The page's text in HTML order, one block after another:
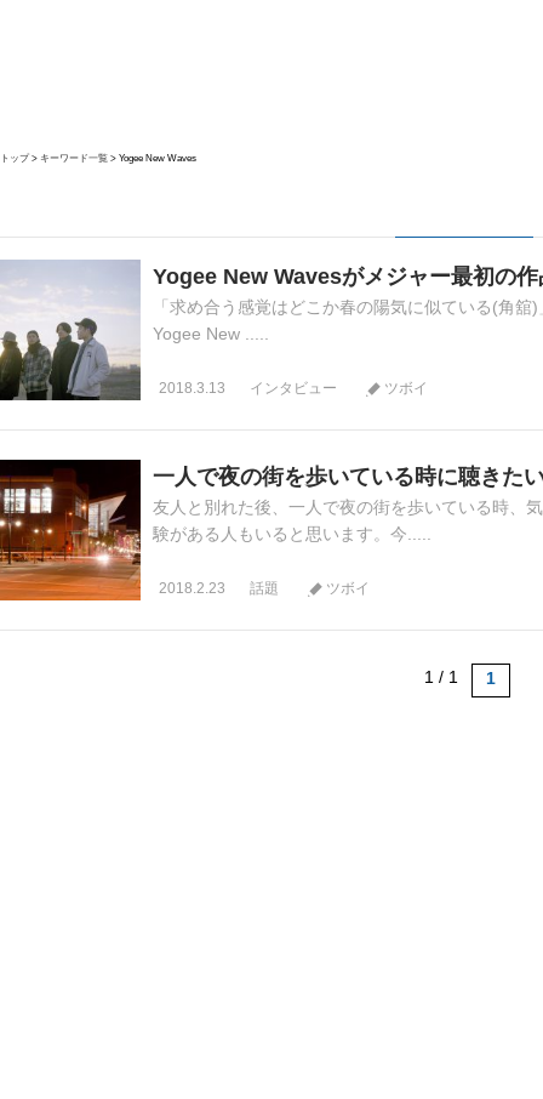
トップ キーワード一覧 Yogee New Waves
Yogee New Wavesがメジャー最初の
「求め合う感覚はどこか春の陽気に似ている(角
Yogee New .....
2018.3.13 インタビュー ツボイ
一人で夜の街を歩いている時に聴きた
友人と別れた後、一人で夜の街を歩いている時、
験がある人もいると思います。今.....
2018.2.23 話題 ツボイ
1 / 1 1